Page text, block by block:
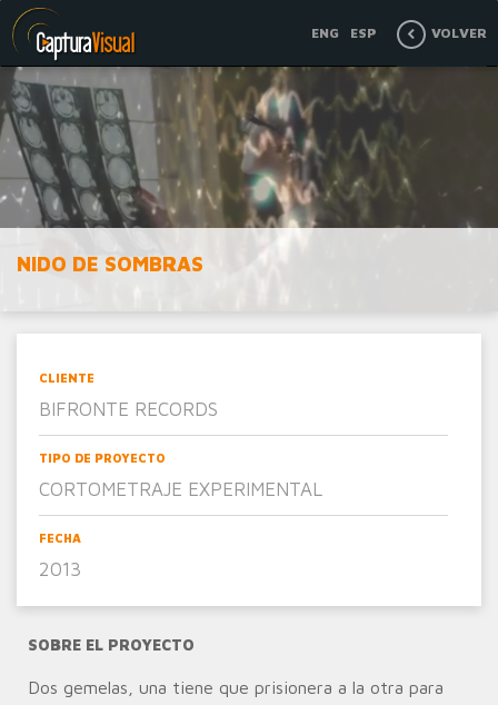
VOLVER

ESP
ENG
NIDO DE SOMBRAS
CLIENTE
BIFRONTE RECORDS
TIPO DE PROYECTO
CORTOMETRAJE EXPERIMENTAL
FECHA
2013
SOBRE EL PROYECTO
Dos gemelas, una tiene que prisionera a la otra para